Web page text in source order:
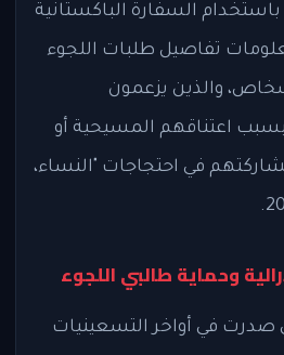
في مارس 2025، باستخدام السفارة الباكستانية
تفاصيل طلبات اللجوء
والذين يزعمون
اعتناقهم المسيحية أو
في احتجاجات "النساء،
وحماية طالبي اللجوء
صدرت في أواخر التسعينيات